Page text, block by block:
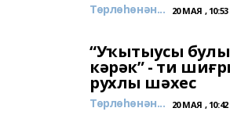
Төрлөһөнән... 20 МАЯ , 10:53
“Уҡытыусы
кәрәк” - ти
рухлы шәхес
Төрлөһөнән... 20 МАЯ , 10:42